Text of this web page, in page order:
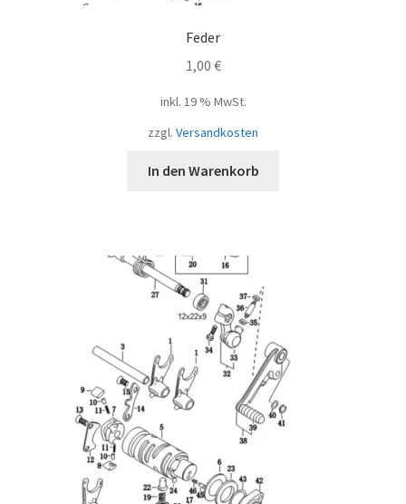
Feder
1,00 €
inkl. 19 % MwSt.
zzgl. Versandkosten
In den Warenkorb